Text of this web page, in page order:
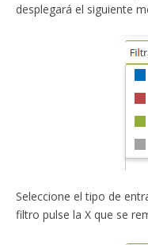
desplegará el siguiente
Seleccione el tipo de
filtro pulse la X que se